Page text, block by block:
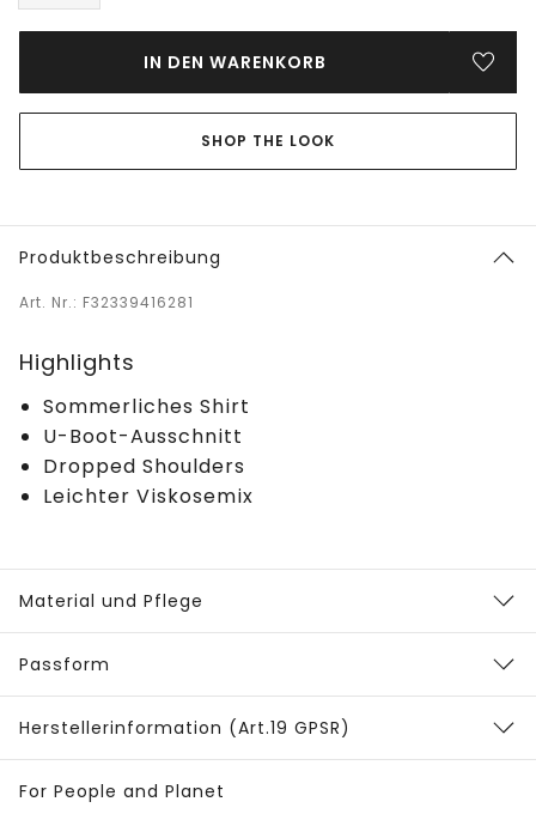
IN DEN WARENKORB
SHOP THE LOOK
Produktbeschreibung
Art. Nr.: F32339416281
Highlights
Sommerliches Shirt
U-Boot-Ausschnitt
Dropped Shoulders
Leichter Viskosemix
Material und Pflege
Passform
Herstellerinformation (Art.19 GPSR)
For People and Planet